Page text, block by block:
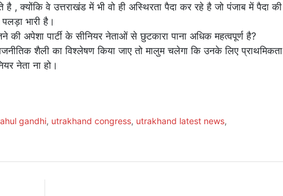
है , क्योंकि वे उत्तराखंड में भी वो ही अस्थिरता पैदा कर रहे है जो पंजाब में पैदा की
भारी है।
की अपेशा पार्टी के सीनियर नेताओं से छुटकारा पाना अधिक महत्वपूर्ण है?
शैली का विश्लेषण किया जाए तो मालुम चलेगा कि उनके लिए प्राथमिकता
नेता ना हो।
gandhi, utrakhand congress, utrakhand latest news,